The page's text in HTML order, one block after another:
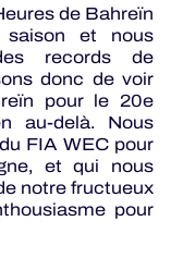
de Bahreïn
et nous
records de
donc de voir
pour le 20e
au-delà. Nous
FIA WEC pour
et qui nous
notre fructueux
pour